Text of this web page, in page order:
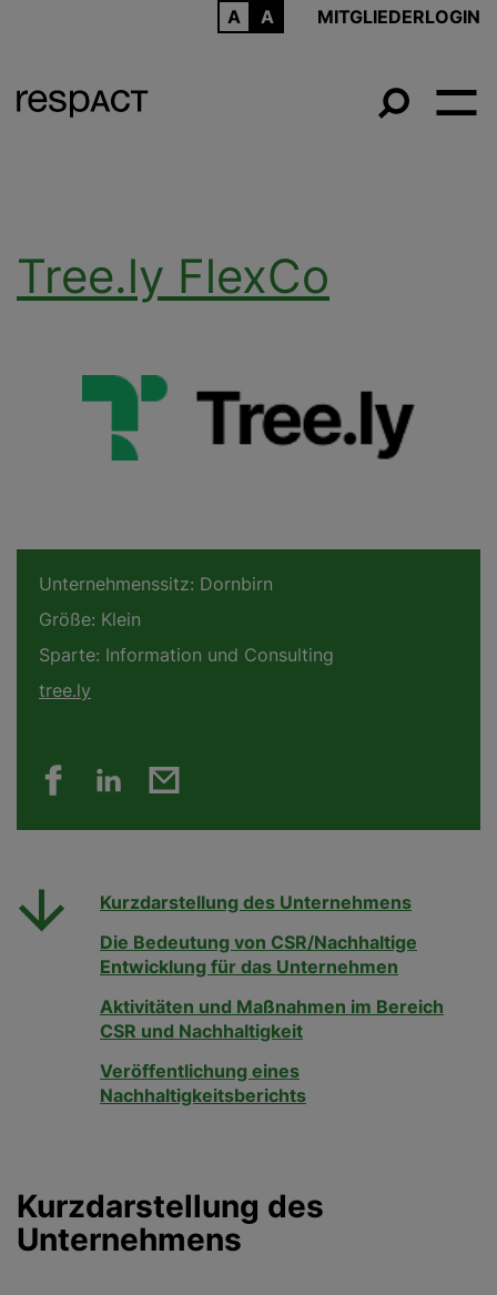
MITGLIEDERLOGIN
Tree.ly FlexCo
Unternehmenssitz: Dornbirn
Größe: Klein
Sparte: Information und Consulting
tree.ly
Kurzdarstellung des Unternehmens
Die Bedeutung von CSR/Nachhaltige
Entwicklung für das Unternehmen
Aktivitäten und Maßnahmen im Bereich
CSR und Nachhaltigkeit
Veröffentlichung eines
Nachhaltigkeitsberichts
Kurzdarstellung des
Unternehmens